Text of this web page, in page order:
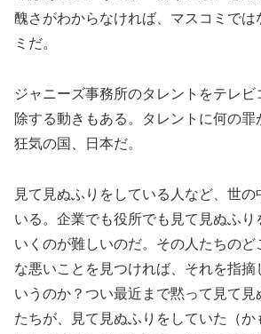
醜さがわからなければ、マスコミでは
ミだ。
ジャニーズ事務所のタレントをテレ
除する動きもある。タレントに何の罪
狂気の国、日本だ。
見て見ぬふりをしている人など、世の
いる。企業でも役所でも見て見ぬふり
いくのが難しいのだ。その人たちのど
な悪いことを見つければ、それを指摘
いうのか？つい最近まで黙って見て見
たちが、見て見ぬふりをしていた（か